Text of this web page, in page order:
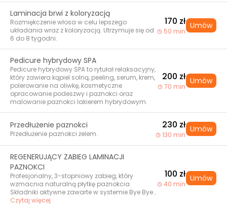
Laminacja brwi z koloryzacją
Rozmiękczenie włosa w celu lepszego
układania wraz z koloryzacją. Utrzymuje się od
6 do 8 tygodni.
170 zł
50 min
Umów
Pedicure hybrydowy SPA
Pedicure hybrydowy SPA to rytułał relaksacyjny,
który zawiera kąpiel solną, peeling, serum, krem,
polerowanie na oliwkę, kosmetyczne
opracowanie podeszwy i paznokci oraz
malowanie paznokci lakierem hybrydowym.
200 zł
70 min
Umów
Przedłużenie paznokci
Przedłużenie paznokci żelem.
230 zł
130 min
Umów
REGENERUJĄCY ZABIEG LAMINACJI
PAZNOKCI
Profesjonalny, 3-stopniowy zabieg, który
wzmacnia naturalną płytkę paznokcia.
Składniki aktywne zawarte w systemie Bye Bye
Repair Syste, wzmacniają płytkę paznokcia już
Czytaj więcej
100 zł
40 min
Umów